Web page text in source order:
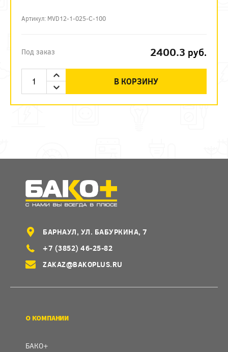
Артикул: MVD12-1-025-C-100
Под заказ 2400.3 руб.
В КОРЗИНУ
БАРНАУЛ, УЛ. БАБУРКИНА, 7
+7 (3852) 46-25-82
ZAKAZ@BAKOPLUS.RU
О КОМПАНИИ
БАКО+